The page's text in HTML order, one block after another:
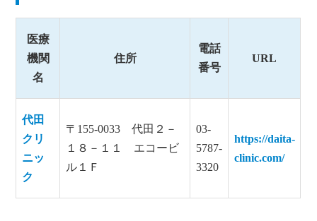
医療
機関
名
住所
電話
番号
URL
代田
クリ
ニッ
ク
〒155-0033 代田２－
１８－１１ エコービ
ル１Ｆ
03-
5787-
3320
https://daita-
clinic.com/